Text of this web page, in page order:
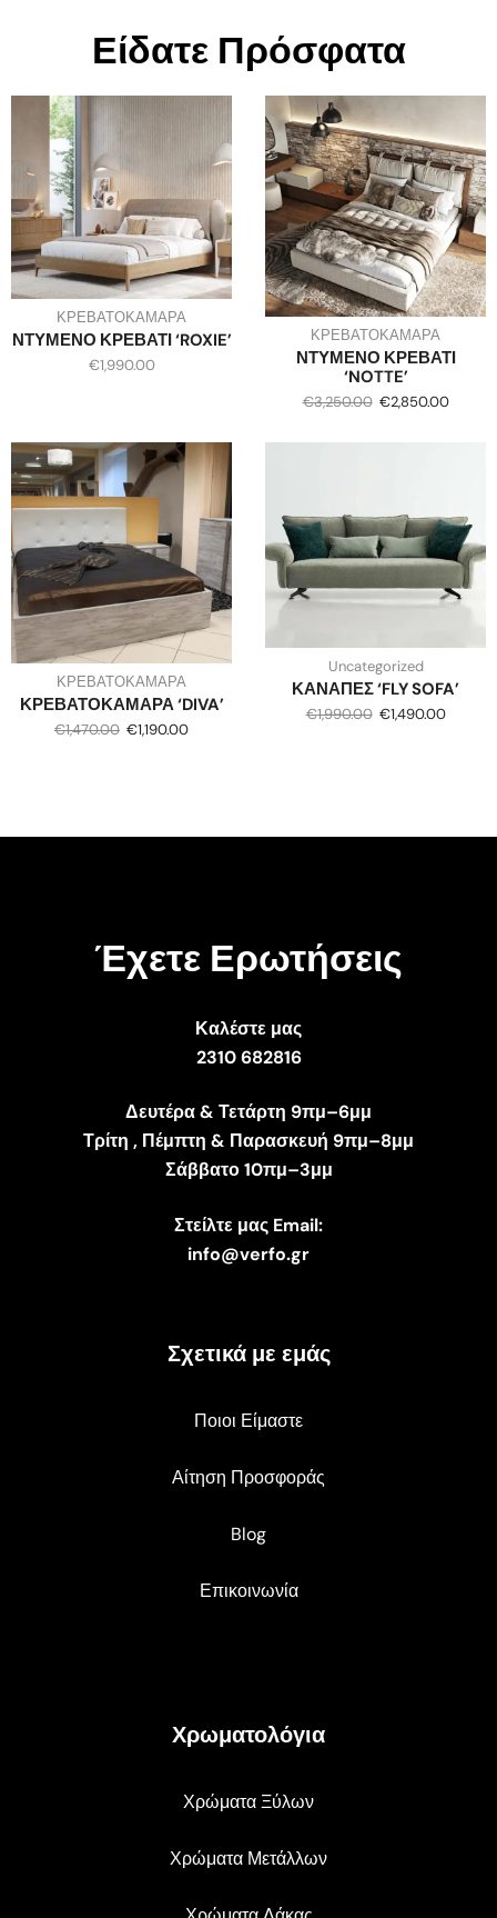
Είδατε Πρόσφατα
ΚΡΕΒΑΤΟΚΑΜΑΡΑ
ΝΤΥΜΕΝΟ ΚΡΕΒΑΤΙ ‘ROXIE’
€1,990.00
ΚΡΕΒΑΤΟΚΑΜΑΡΑ
ΝΤΥΜΕΝΟ ΚΡΕΒΑΤΙ
‘NOTTE’
€3,250.00 €2,850.00
ΚΡΕΒΑΤΟΚΑΜΑΡΑ
ΚΡΕΒΑΤΟΚΑΜΑΡΑ ‘DIVA’
€1,470.00 €1,190.00
Uncategorized
ΚΑΝΑΠΕΣ ‘FLY SOFA’
€1,990.00 €1,490.00
Έχετε Ερωτήσεις
Καλέστε μας
2310 682816
Δευτέρα & Τετάρτη 9πμ–6μμ
Τρίτη , Πέμπτη & Παρασκευή 9πμ–8μμ
Σάββατο 10πμ–3μμ
Στείλτε μας Email:
info@verfo.gr
Σχετικά με εμάς
Ποιοι Είμαστε
Αίτηση Προσφοράς
Blog
Επικοινωνία
Χρωματολόγια
Χρώματα Ξύλων
Χρώματα Μετάλλων